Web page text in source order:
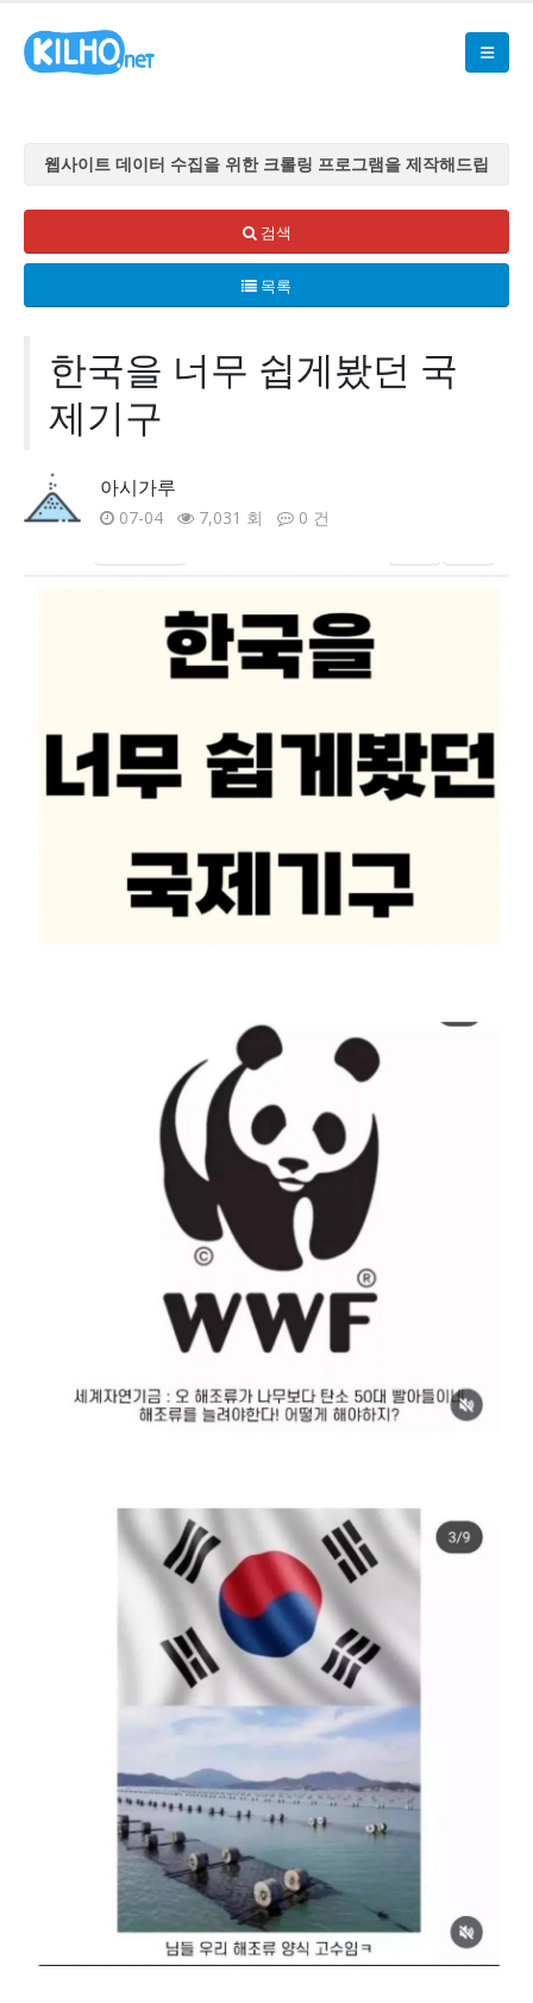
웹사이트 데이터 수집을 위한 크롤링 프로그램을 제작해드립
웹사이트 데이터 수집을 위한 크롤링 프로그램을 제작해드립
니다
웹사이트 데이터 수집을 위한 크롤링 프로그램을 제작해드립
웹사이트 데이터 수집을 위한 크롤링 프로그램을 제작해드립
니다
웹사이트 데이터 수집을 위한 크롤링 프로그램을 제작해드립
검색
목록
한국을 너무 쉽게봤던 국
제기구
아시가루
07-04 7,031 회 0 건